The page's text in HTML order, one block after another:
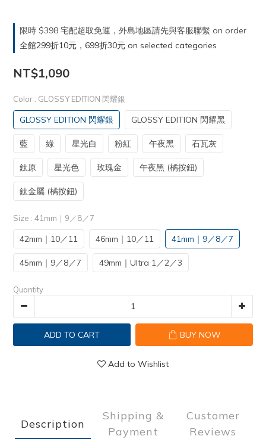
限時 $398 宅配超取免運，外島地區請先與客服聯繫 on order
全館299折10元，699折30元 on selected categories
NT$1,090
Color : GLOSSY EDITION 閃耀銀
GLOSSY EDITION 閃耀銀 GLOSSY EDITION 閃耀黑
藍 綠 星光白 粉紅 午夜黑 石瓦灰
鈦原 星光色 玫瑰金 午夜黑 (橘按鈕)
鈦金屬 (橘按鈕)
Size : 41mm｜9／8／7
42mm｜10／11 46mm｜10／11 41mm｜9／8／7
45mm｜9／8／7 49mm｜Ultra 1／2／3
Quantity
ADD TO CART BUY NOW
Add to Wishlist
Description
Shipping &
Payment
Customer
Reviews